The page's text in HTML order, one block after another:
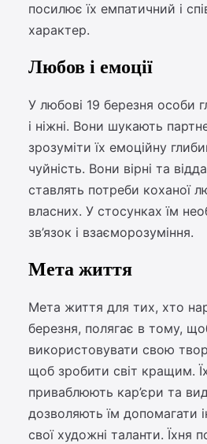
посилює їх емпатичний і
характер.
Любов і емоції
У любові 19 березня особи
і ніжні. Вони шукають
зрозуміти їх емоційну
чуйність. Вони вірні та
ставлять потреби коханої
власних. У стосунках їм
зв’язок і взаєморозуміння.
Мета життя
Мета життя для тих, хто
березня, полягає в тому,
використовувати свою
щоб зробити світ кращим.
приваблюють кар’єри та
дозволяють їм допомагати
свої художні таланти. Їхня